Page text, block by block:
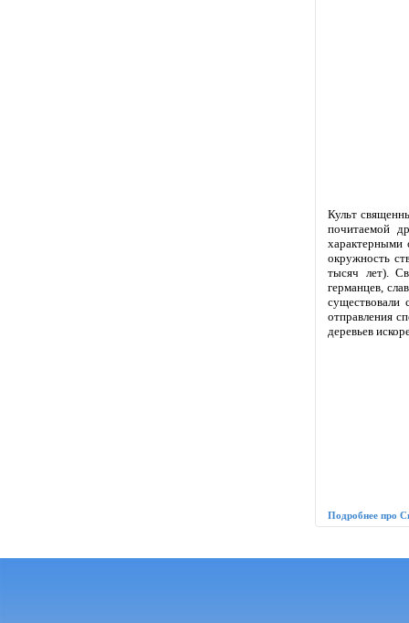
Культ
почитаемой
характерными
окружность
тысяч лет).
германцев,
существовали
отправления
деревьев
Подробнее про